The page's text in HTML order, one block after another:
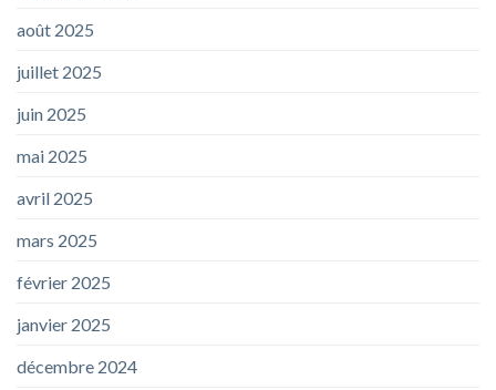
août 2025
juillet 2025
juin 2025
mai 2025
avril 2025
mars 2025
février 2025
janvier 2025
décembre 2024